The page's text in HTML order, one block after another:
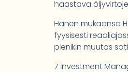
haastava
Hänen mukaansa
fyysisesti
pienikin muutos
7 Investment